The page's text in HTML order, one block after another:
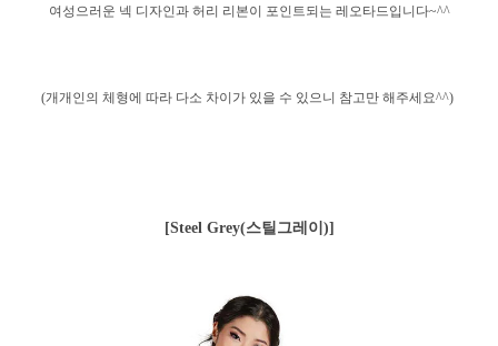
여성으러운 넥 디자인과 허리 리본이 포인트되는 레오타드입니다~^^
(개개인의 체형에 따라 다소 차이가 있을 수 있으니 참고만 해주세요^^)
[Steel Grey(스틸그레이)]